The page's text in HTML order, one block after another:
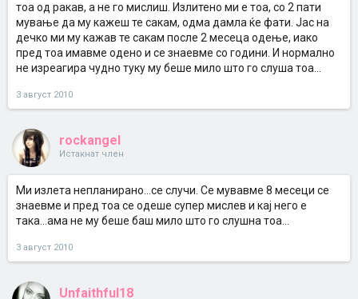
тоа од ракав, а не го мислиш. Излитено ми е тоа, со 2 пати
мување да му кажеш те сакам, одма дамла ќе фати. Јас на
дечко ми му кажав те сакам после 2 месеца одење, иако
пред тоа имавме одено и се знаевме со години. И нормално
не изреагира чудно туку му беше мило што го слуша тоа...
3 август 2010
rockangel
Истакнат член
Ми излета непланирано...се случи. Се мувавме 8 месеци се
знаевме и пред тоа се одеше супер мислев и кај него е
така...ама не му беше баш мило што го слушна тоа...
3 август 2010
Unfaithful18